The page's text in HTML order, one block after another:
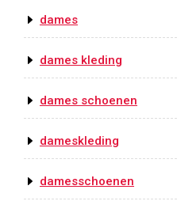
dames
dames kleding
dames schoenen
dameskleding
damesschoenen